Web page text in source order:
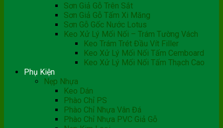
Sơn Giả Gỗ Trên Sắt
Sơn Giả Gỗ Tấm Xi Măng
Sơn Gỗ Gốc Nước Lotus
Keo Xử Lý Mối Nối – Trám Tường Vách
Keo Trám Trét Đầu Vít Filler
Keo Xử Lý Mối Nối Tấm Cemboard
Keo Xử Lý Mối Nối Tấm Thạch Cao
Phụ Kiện
Nẹp Nhựa
Keo Dán
Phào Chỉ PS
Phào Chỉ Nhựa Vân Đá
Phào Chỉ Nhựa PVC Giả Gỗ